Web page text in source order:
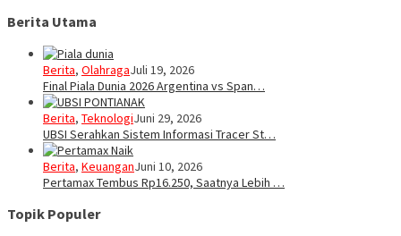
Berita Utama
Berita, OlahragaJuli 19, 2026
Final Piala Dunia 2026 Argentina vs Span…
Berita, TeknologiJuni 29, 2026
UBSI Serahkan Sistem Informasi Tracer St…
Berita, KeuanganJuni 10, 2026
Pertamax Tembus Rp16.250, Saatnya Lebih …
Topik Populer